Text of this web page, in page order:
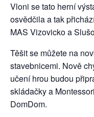
Vloni se tato herní
osvědčila a tak
MAS Vizovicko a
Těšit se můžete na
stavebnicemi. Nově
učení hrou budou
skládačky a
DomDom.